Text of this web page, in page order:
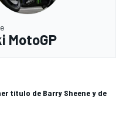
MotoGP
título de Barry Sheene y de